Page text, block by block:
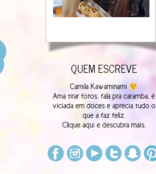
QUEM ESCREVE
Camila Kawaminami
Ama tirar fotos, fala pra caramba, é
viciada em doces e aprecia tudo o
que a faz feliz.
Clique aqui e descubra mais.